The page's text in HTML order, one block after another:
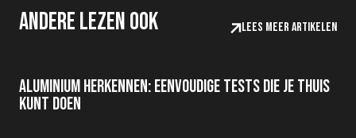
Andere lezen ook Lees meer artikelen
Aluminium herkennen: eenvoudige tests die je thuis
kunt doen